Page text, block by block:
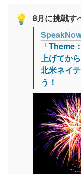
💡
8月に挑戦す
「Theme
上げてか
北米ネイ
う！